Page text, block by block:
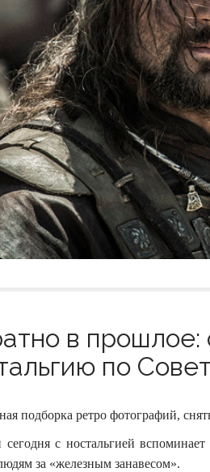
в
по
подборка ретро фотографий,
сегодня с ностальгией
за «железным занавесом».